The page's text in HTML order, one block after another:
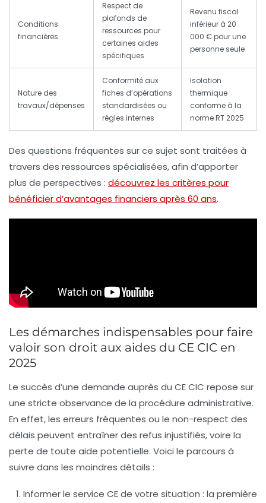
Conditions
financières
Respect de
plafonds de
ressources pour
certaines aides
spécifiques
Revenu fiscal
inférieur à 20
000 € pour une
personne seule
Nature des
travaux/dépenses
Conformité aux
fiches d’opérations
standardisées ou
règles internes
Isolation
thermique
conforme à la
norme RT 2025
Des questions fréquentes sur ce sujet sont traitées à
travers des ressources spécialisées, afin d’apporter
plus de perspectives : découvrez les critères pour
bénéficier d’avantages financiers après 60 ans.
Les démarches indispensables pour faire
valoir son droit aux aides du CE CIC en
2025
Le succès d’une demande auprès du CE CIC repose sur
une stricte observance de la procédure administrative.
En effet, les erreurs fréquentes ou le non-respect des
délais peuvent entraîner des refus injustifiés, voire la
perte de toute aide potentielle. Voici le parcours à
suivre dans les moindres détails :
Informer le service CE de votre situation : la première